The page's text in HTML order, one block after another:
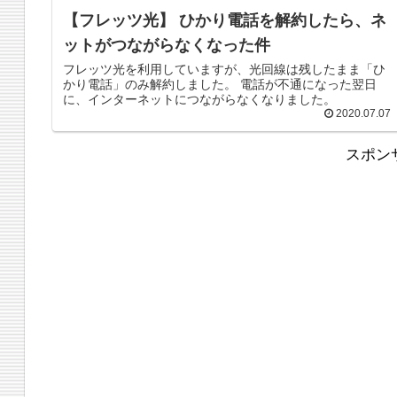
【フレッツ光】 ひかり電話を解約したら、ネ
ットがつながらなくなった件
フレッツ光を利用していますが、光回線は残したまま「ひ
かり電話」のみ解約しました。 電話が不通になった翌日
に、インターネットにつながらなくなりました。
2020.07.07
スポン